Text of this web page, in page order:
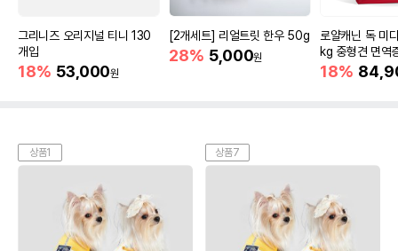
그리니즈 오리지널 티니 130
개입
18% 53,000원
[2개세트] 리얼트릿 한우 50g
28% 5,000원
로얄캐닌 독 미
kg 중형견 면역
18%
상품1 상품7